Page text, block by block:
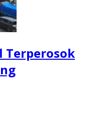
Terperosok